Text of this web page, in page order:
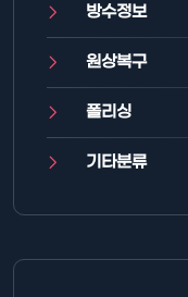
방수정보
원상복구
폴리싱
기타분류